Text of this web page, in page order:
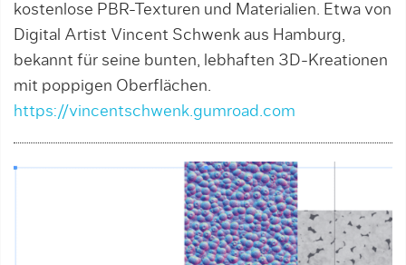
kostenlose PBR-Texturen und Materialien. Etwa von
Digital Artist Vincent Schwenk aus Hamburg,
bekannt für seine bunten, lebhaften 3D-Kreationen
mit poppigen Oberflächen.
https://vincentschwenk.gumroad.com